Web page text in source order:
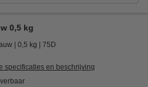
0,5 kg
0,5 kg 75D
specificaties en beschrijving